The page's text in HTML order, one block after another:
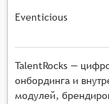
Eventicious
TalentRocks —
онбординга и
модулей,